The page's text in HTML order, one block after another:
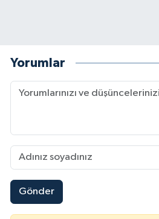
Yorumlar
Gönder